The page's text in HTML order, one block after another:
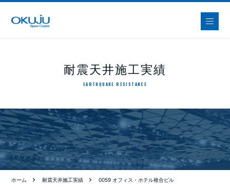
耐震天井施工実績
EARTHQUAKE RESISTANCE
ホーム 耐震天井施工実績 0059 オフィス・ホテル複合ビル